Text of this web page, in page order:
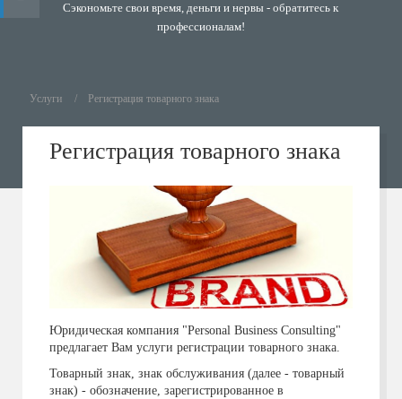
Сэкономьте свои время, деньги и нервы - обратитесь к
профессионалам!
Услуги Регистрация товарного знака
Регистрация товарного знака
Юридическая компания "Personal Business Consulting"
предлагает Вам услуги регистрации товарного знака.
Товарный знак, знак обслуживания (далее - товарный
знак) - обозначение, зарегистрированное в